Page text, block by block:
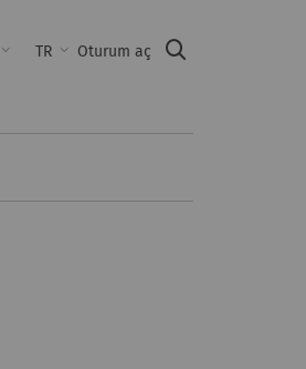
TR Oturum aç